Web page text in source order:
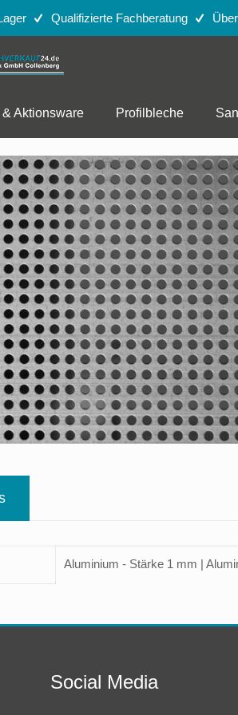
Qualifizierte Fachberatung
Aktionsware Profilbleche
Aluminium - Stärke 1 mm |
Social Media